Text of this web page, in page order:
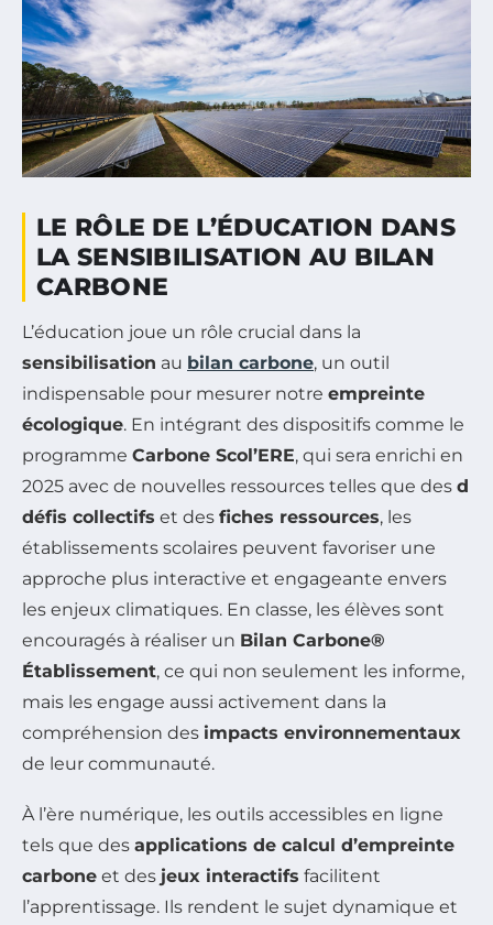
LE RÔLE DE L’ÉDUCATION DANS
LA SENSIBILISATION AU BILAN
CARBONE
L’éducation joue un rôle crucial dans la
sensibilisation au bilan carbone, un outil
indispensable pour mesurer notre empreinte
écologique. En intégrant des dispositifs comme le
programme Carbone Scol’ERE, qui sera enrichi en
2025 avec de nouvelles ressources telles que des d
défis collectifs et des fiches ressources, les
établissements scolaires peuvent favoriser une
approche plus interactive et engageante envers
les enjeux climatiques. En classe, les élèves sont
encouragés à réaliser un Bilan Carbone®
Établissement, ce qui non seulement les informe,
mais les engage aussi activement dans la
compréhension des impacts environnementaux
de leur communauté.
À l’ère numérique, les outils accessibles en ligne
tels que des applications de calcul d’empreinte
carbone et des jeux interactifs facilitent
l’apprentissage. Ils rendent le sujet dynamique et